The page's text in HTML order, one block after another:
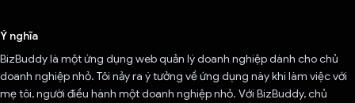
Ý nghĩa
BizBuddy là một ứng dụng web quản lý doanh nghiệp dành cho chủ
doanh nghiệp nhỏ. Tôi nảy ra ý tưởng về ứng dụng này khi làm việc với
mẹ tôi, người điều hành một doanh nghiệp nhỏ. Với BizBuddy, chủ